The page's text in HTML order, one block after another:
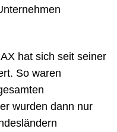
hat sich seit seiner
So waren
wurden dann nur